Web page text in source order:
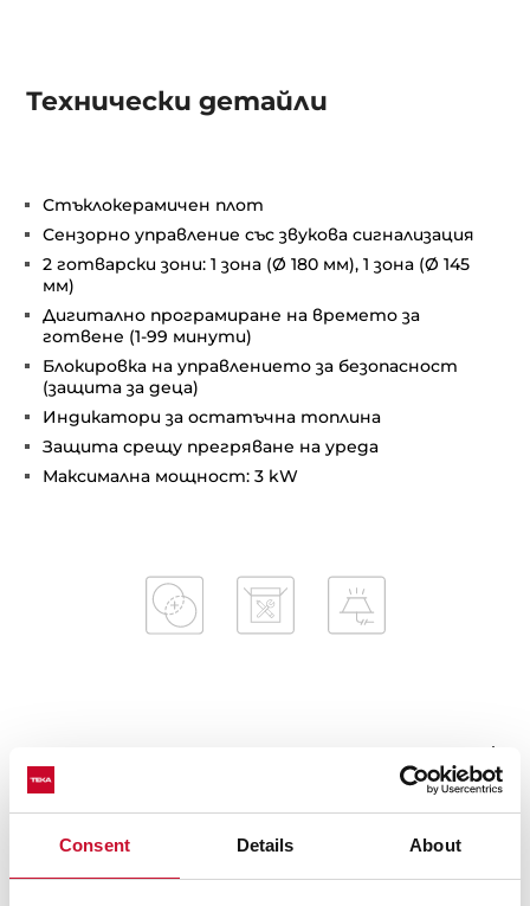
Consent Details About
Технически детайли
Стъклокерамичен плот
Сензорно управление със звукова сигнализация
2 готварски зони: 1 зона (Ø 180 мм), 1 зона (Ø 145
мм)
Дигитално програмиране на времето за
готвене (1-99 минути)
Блокировка на управлението за безопасност
(защита за деца)
Индикатори за остатъчна топлина
Защита срещу прегряване на уреда
Максимална мощност: 3 kW
Монтажни размери